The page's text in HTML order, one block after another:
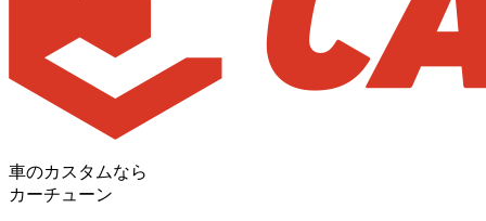
車のカスタムなら
カーチューン